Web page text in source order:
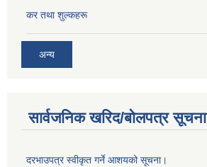
कर तथा शुल्कहरू
अन्य
सार्वजनिक खरिद/बोलपत्र सूचना
दरभाउपत्र स्वीकृत गर्ने आशयको सूचना।